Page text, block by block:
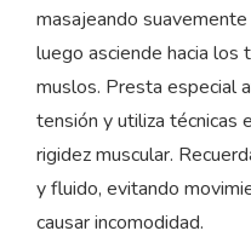
masajeando
luego asciende hacia
muslos. Presta especial
tensión y utiliza técnicas
rigidez muscular.
y fluido, evitando
causar incomodidad.